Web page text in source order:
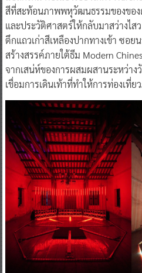
ที่ดึงเอกลักษณ์เฉพาะตัวของแต่ละท้อ
แปลกใหม่ ต่อเนื่องไปยังโกดัง
สีที่สะท้อนภาพพหุวัฒนธรรมของของ
และประวัติศาสตร์ให้กลับมาสว่างไ
ตึกแถวเก่าสีเหลืองปากทางเข้า ซอย
สร้างสรรค์ภายใต้ธีม Modern
จากเสน่ห์ของการผสมผสานระหว่า
เชื่อมการเดินเท้าที่ทำให้การท่องเที่